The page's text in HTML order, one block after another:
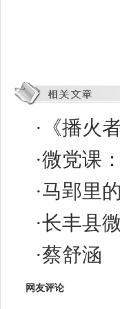
· 《播火
·微党课
·马郢里
·长丰县
·蔡舒涵
网友评论